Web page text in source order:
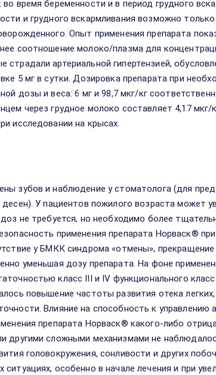
время беременности и в период грудного
и грудного вскармливания возможно
Опыт применения препарата
соотношение молоко/плазма для
артериальной гипертензией,
5 мг в сутки. Дозировка препарата при
дозы и веса: 6 мг и 98,7 мкг/кг
через грудное молоко составляет 4,17
исследовании на крысах.
зубов и наблюдение у стоматолога (для
десен). У пациентов пожилого возраста может
не требуется, но необходимо более
применения препарата Норваск®
у БМКК синдрома «отмены»,
уменьшая дозу препарата. На фоне
класс III и IV функционального
повышение частоты развития отека
Влияние на способность к
препарата Норваск® какого-либо
другими сложными механизмами не
головокружения, сонливости и других
особенно в начале лечения и при